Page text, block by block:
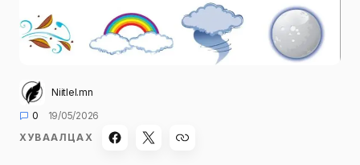
Niitlel.mn
0
19/05/2026
ХУВААЛЦАХ